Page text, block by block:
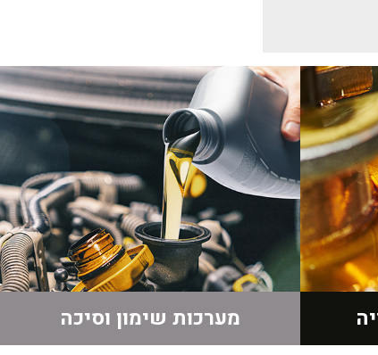
מערכות שימון וסיכה